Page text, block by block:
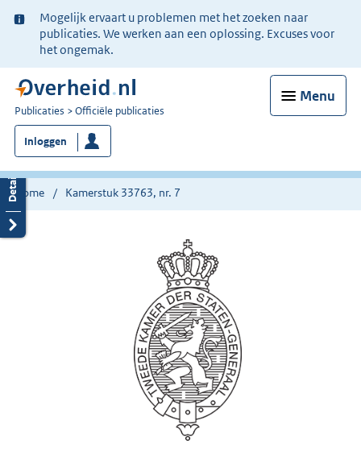
Ter
informatie:
Mogelijk ervaart u problemen met het zoeken naar
publicaties. We werken aan een oplossing. Excuses voor
het ongemak.
Menu
U
bent
nu
hier:
Publicaties Officiële publicaties
Inloggen
Home Kamerstuk 33763, nr. 7